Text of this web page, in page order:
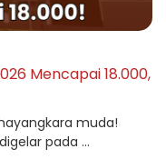
Mencapai 18.000,
muda!
pada ...